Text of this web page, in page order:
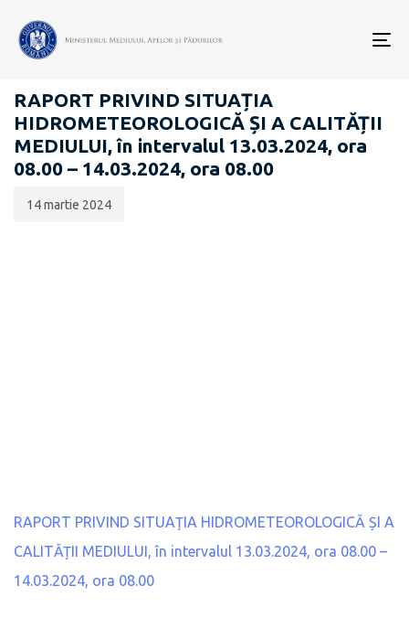
RAPOARTE ZILNICE STAREA MEDIULUI
RAPORT PRIVIND SITUAȚIA
HIDROMETEOROLOGICĂ ȘI A CALITĂȚII
MEDIULUI, în intervalul 13.03.2024, ora
08.00 – 14.03.2024, ora 08.00
publicării:
14 martie 2024
RAPORT PRIVIND SITUAȚIA HIDROMETEOROLOGICĂ ȘI A
CALITĂȚII MEDIULUI, în intervalul 13.03.2024, ora 08.00 –
14.03.2024, ora 08.00